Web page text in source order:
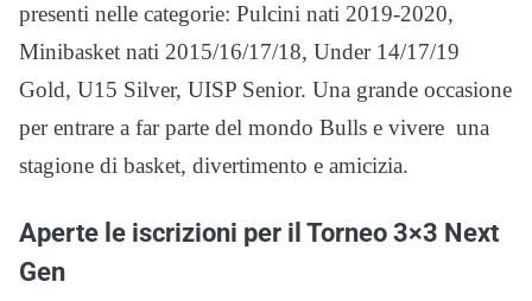
presenti nelle categorie: Pulcini nati 2019-2020,
Minibasket nati 2015/16/17/18, Under 14/17/19
Gold, U15 Silver, UISP Senior. Una grande occasione
per entrare a far parte del mondo Bulls e vivere una
stagione di basket, divertimento e amicizia.
Aperte le iscrizioni per il Torneo 3×3 Next
Gen